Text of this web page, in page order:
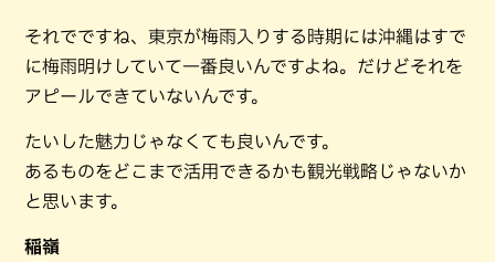
それでですね、東京が梅雨入りする時期には沖縄はすで
に梅雨明けしていて一番良いんですよね。だけどそれを
アピールできていないんです。
たいした魅力じゃなくても良いんです。
あるものをどこまで活用できるかも観光戦略じゃないか
と思います。
稲嶺